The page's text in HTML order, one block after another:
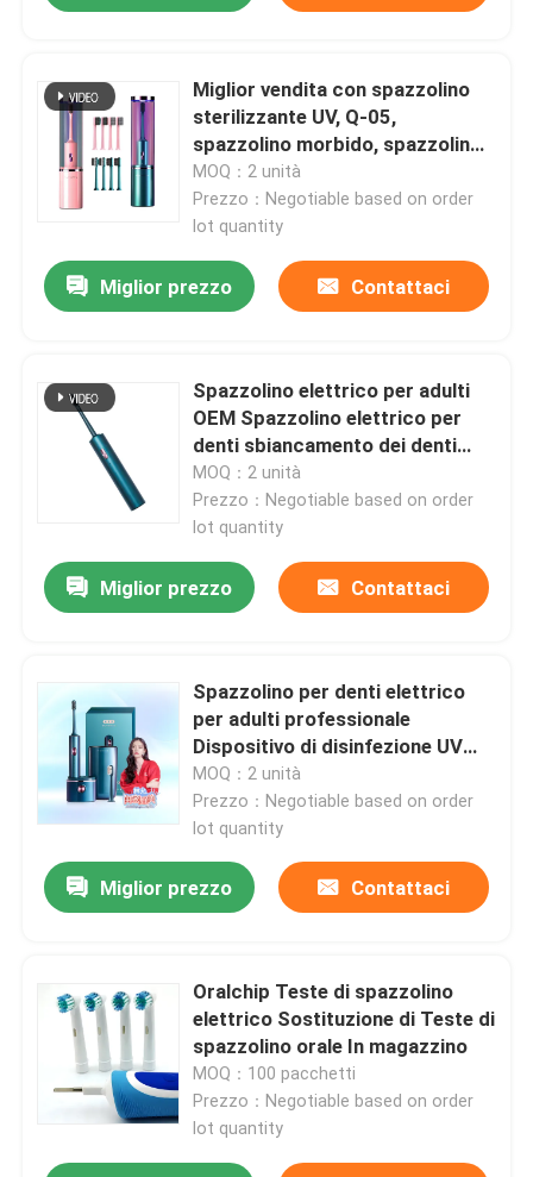
Video
Su di noi
Contattaci
Chiedi un preventivo
spazzolino da denti elettrico ricaricabile
Spazzolino da denti elettrico adulto
Spazzolino da denti elettrico dei bambini
Spazzolino da denti elettrico astuto
Miglior vendita con spazzolino
sterilizzante UV, Q-05,
spazzolino morbido, spazzolino
elettrico automatico per adulti
MOQ：2 unità
Prezzo：Negotiable based on order
lot quantity
Miglior prezzo Contattaci
Spazzolino elettrico per adulti
OEM Spazzolino elettrico per
denti sbiancamento dei denti
con funzione di disinfezione
MOQ：2 unità
Prezzo：Negotiable based on order
lot quantity
Miglior prezzo Contattaci
Spazzolino per denti elettrico
per adulti professionale
Dispositivo di disinfezione UV
personalizzabile con 4 modalità
di pulizia e timer intelligente
MOQ：2 unità
Prezzo：Negotiable based on order
lot quantity
Miglior prezzo Contattaci
Oralchip Teste di spazzolino
elettrico Sostituzione di Teste di
spazzolino orale In magazzino
MOQ：100 pacchetti
Prezzo：Negotiable based on order
lot quantity